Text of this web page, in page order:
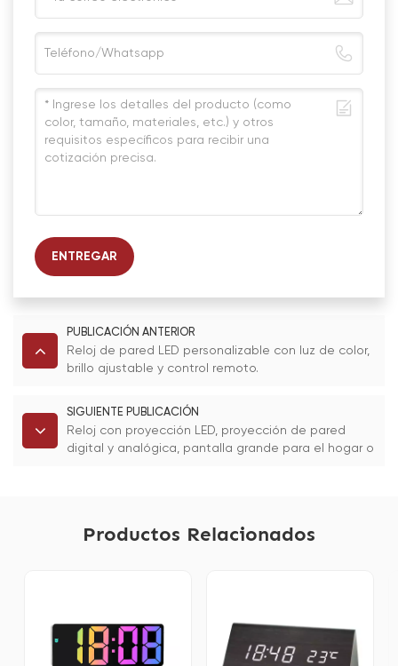
ENTREGAR
PUBLICACIÓN ANTERIOR
Reloj de pared LED personalizable con luz de color,
brillo ajustable y control remoto.
SIGUIENTE PUBLICACIÓN
Reloj con proyección LED, proyección de pared
digital y analógica, pantalla grande para el hogar o
Productos Relacionados